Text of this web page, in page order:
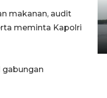
makanan, audit
meminta Kapolri
gabungan
di Pantai